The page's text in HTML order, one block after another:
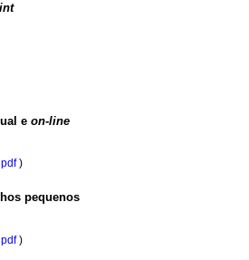
e on-line
pdf)
pequenos
pdf)